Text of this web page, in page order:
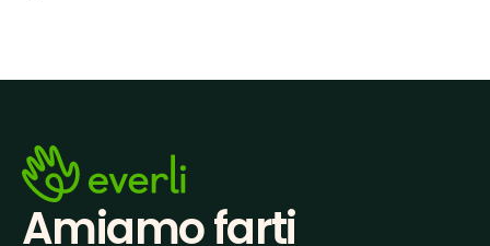
Amiamo farti